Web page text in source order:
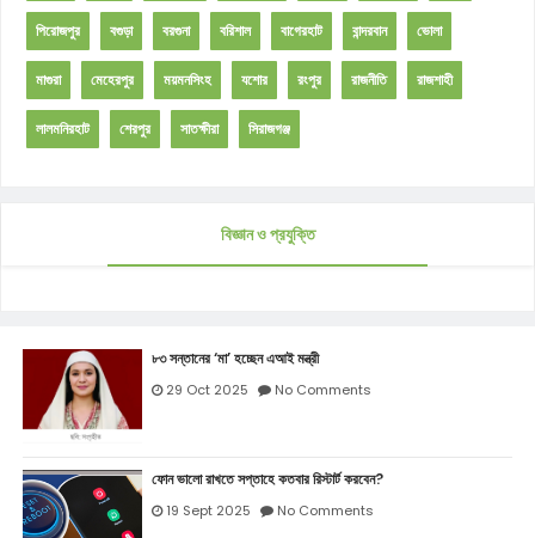
পিরোজপুর বগুড়া বরগুনা বরিশাল বাগেরহাট বান্দরবান ভোলা
মাগুরা মেহেরপুর ময়মনসিংহ যশোর রংপুর রাজনীতি রাজশাহী
লালমনিরহাট শেরপুর সাতক্ষীরা সিরাজগঞ্জ
বিজ্ঞান ও প্রযুক্তি
৮৩ সন্তানের ‘মা’ হচ্ছেন এআই মন্ত্রী
29 Oct 2025 No Comments
ফোন ভালো রাখতে সপ্তাহে কতবার রিস্টার্ট করবেন?
19 Sept 2025 No Comments